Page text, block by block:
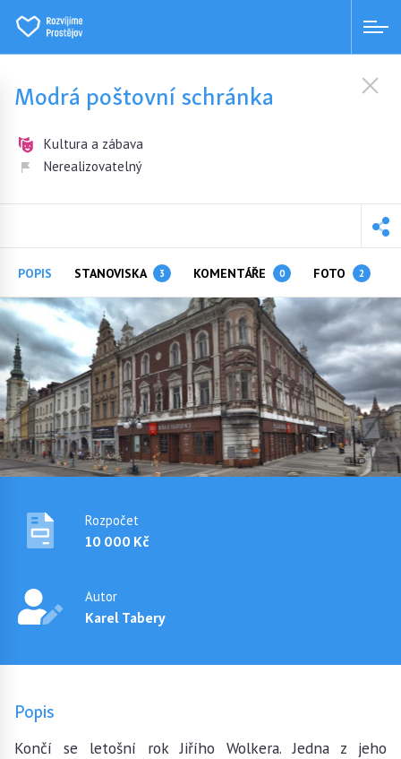
Modrá poštovní schránka
Kultura a zábava
Nerealizovatelný
POPIS STANOVISKA 3 KOMENTÁŘE 0 FOTO 2
Rozpočet
10 000 Kč
Autor
Karel Tabery
Popis
Končí se letošní rok Jiřího Wolkera. Jedna z jeho